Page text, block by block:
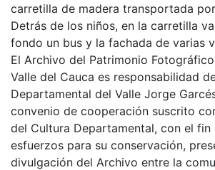
carretilla de madera transportada
Detrás de los niños, en la carretilla
fondo un bus y la fachada de varias
El Archivo del Patrimonio
Valle del Cauca es responsabilidad
Departamental del Valle Jorge
convenio de cooperación suscrito
del Cultura Departamental, con el fin
esfuerzos para su conservación,
divulgación del Archivo entre la